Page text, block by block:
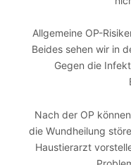
Allgemeine OP-
Beides sehen wir in
Gegen die
Nach der OP
die Wundheilung
Haustierarzt